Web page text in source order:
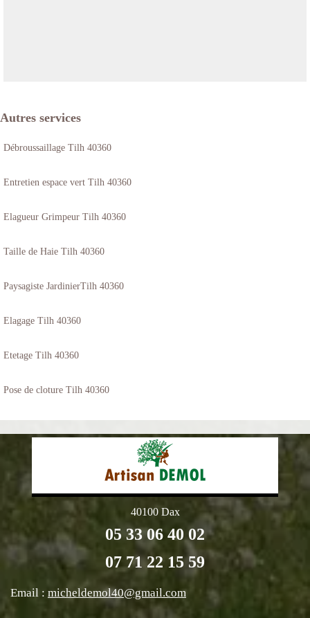
Autres services
Débroussaillage Tilh 40360
Entretien espace vert Tilh 40360
Elagueur Grimpeur Tilh 40360
Taille de Haie Tilh 40360
Paysagiste JardinierTilh 40360
Elagage Tilh 40360
Etetage Tilh 40360
Pose de cloture Tilh 40360
40100 Dax
05 33 06 40 02
07 71 22 15 59
Email : micheldemol40@gmail.com